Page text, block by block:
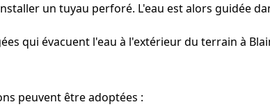
un tuyau perforé. L'eau est alors guidée
qui évacuent l'eau à l'extérieur du terrain à
peuvent être adoptées :